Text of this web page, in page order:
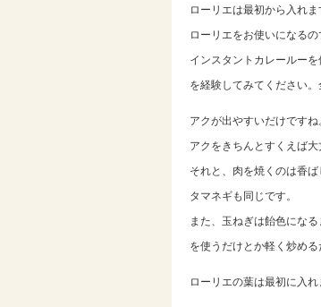
ローリエは最初から入れま
ローリエをお使いになる
インスタントカレールー
を経験してみてください。
アクが出やすいだけですね
アクをきちんとすくえば大
それと、肉を焼くのは香
タマネギも同じです。
また、玉ねぎは飴色にな
を使うだけとか軽く炒める
ローリエの葉は最初に入れ